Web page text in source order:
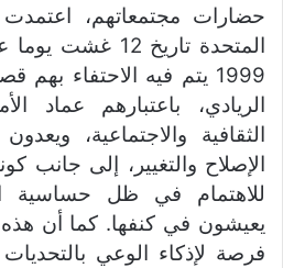
حضارات مجتمعاتهم، اعتمدت
المتحدة تاريخ
1999 يتم فيه الاحتفاء
الريادي، باعتبارهم عماد
الثقافية والاجتماعية،
الإصلاح والتغيير، إلى جانب
للاهتمام في ظل حساسية
يعيشون في كنفها. كما أن هذه
فرصة لإذكاء الوعي